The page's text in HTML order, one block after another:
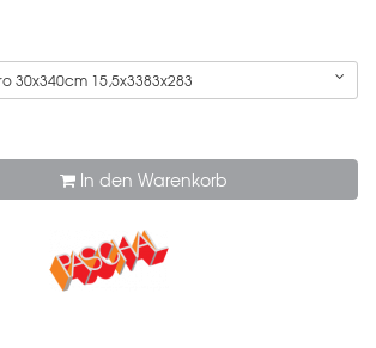
30x340cm 15,5x3383x283
In den Warenkorb